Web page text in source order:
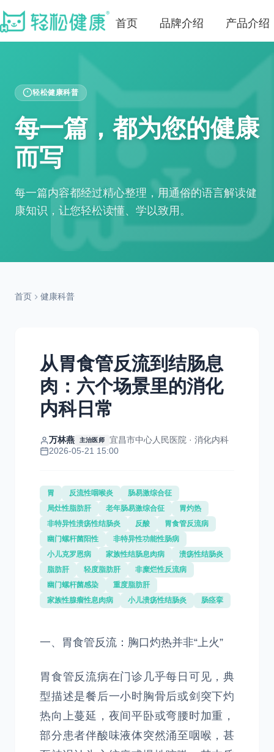
首页 品牌介绍 产品介绍
轻松健康科普
每一篇，都为您的健康
而写
每一篇内容都经过精心整理，用通俗的语言解读健
康知识，让您轻松读懂、学以致用。
首页 健康科普
从胃食管反流到结肠息
肉：六个场景里的消化
内科日常
万林燕 主治医师
宜昌市中心人民医院 · 消化内科
2026-05-21 15:00
胃 反流性咽喉炎
肠易激综合征
局灶性脂肪肝
老年肠易激综合征
胃灼热
非特异性溃疡性结肠炎
反酸
胃食管反流病
幽门螺杆菌阳性
非特异性功能性肠病
小儿克罗恩病
家族性结肠息肉病
溃疡性结肠炎
脂肪肝
轻度脂肪肝
非糜烂性反流病
幽门螺杆菌感染
重度脂肪肝
家族性腺瘤性息肉病
小儿溃疡性结肠炎 肠痉挛
一、胃食管反流：胸口灼热并非“上火”
胃食管反流病在门诊几乎每日可见，典
型描述是餐后一小时胸骨后或剑突下灼
热向上蔓延，夜间平卧或弯腰时加重，
部分患者伴酸味液体突然涌至咽喉，甚